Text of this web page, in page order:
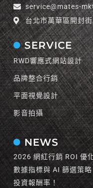
service@mates-
台北市萬華區開封
SERVICE
RWD響應式網站設計
品牌整合行銷
平面視覺設計
影音拍攝
NEWS
2026 網紅行銷 ROI 優
數據指標與 AI 篩選策
投資報酬率！